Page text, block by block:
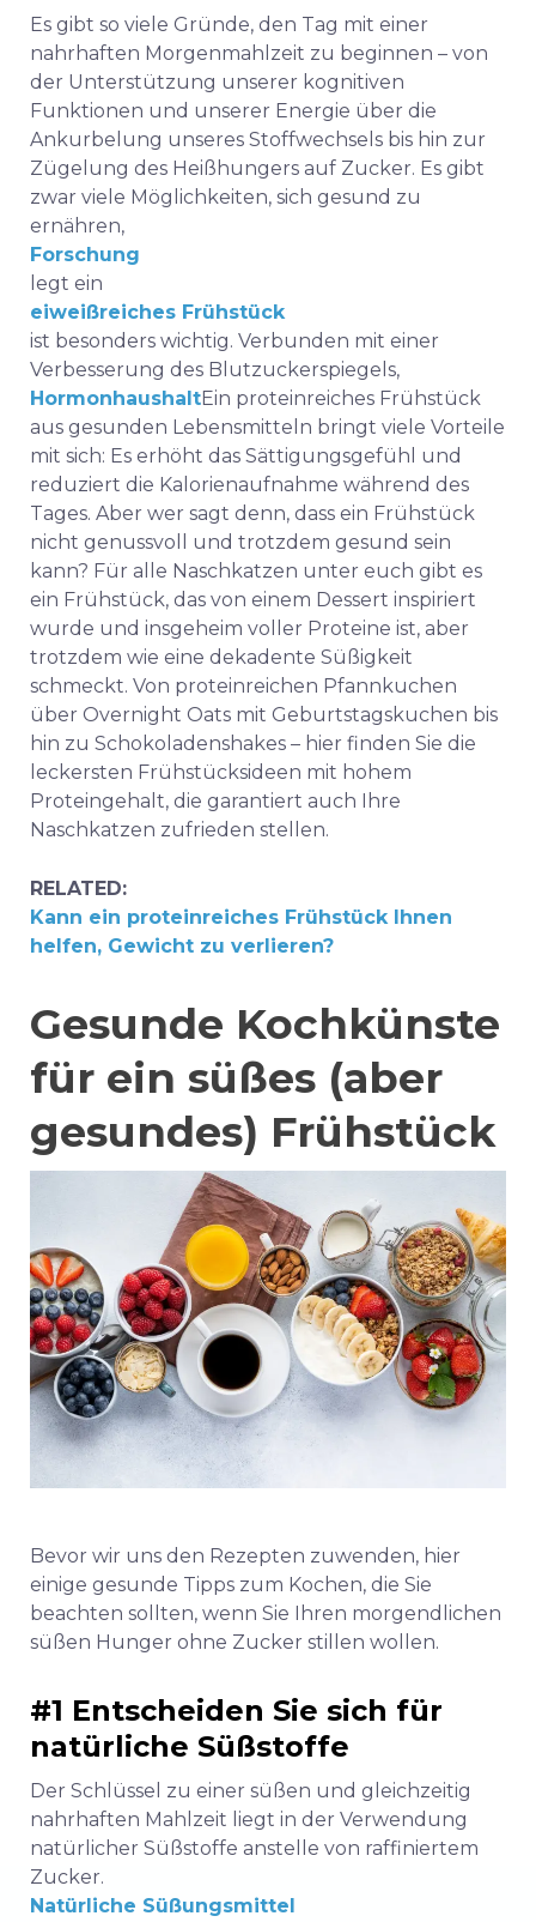
Es gibt so viele Gründe, den Tag mit einer
nahrhaften Morgenmahlzeit zu beginnen – von
der Unterstützung unserer kognitiven
Funktionen und unserer Energie über die
Ankurbelung unseres Stoffwechsels bis hin zur
Zügelung des Heißhungers auf Zucker. Es gibt
zwar viele Möglichkeiten, sich gesund zu
ernähren,
Forschung
legt ein
eiweißreiches Frühstück
ist besonders wichtig. Verbunden mit einer
Verbesserung des Blutzuckerspiegels,
HormonhaushaltEin proteinreiches Frühstück
aus gesunden Lebensmitteln bringt viele Vorteile
mit sich: Es erhöht das Sättigungsgefühl und
reduziert die Kalorienaufnahme während des
Tages. Aber wer sagt denn, dass ein Frühstück
nicht genussvoll und trotzdem gesund sein
kann? Für alle Naschkatzen unter euch gibt es
ein Frühstück, das von einem Dessert inspiriert
wurde und insgeheim voller Proteine ist, aber
trotzdem wie eine dekadente Süßigkeit
schmeckt. Von proteinreichen Pfannkuchen
über Overnight Oats mit Geburtstagskuchen bis
hin zu Schokoladenshakes – hier finden Sie die
leckersten Frühstücksideen mit hohem
Proteingehalt, die garantiert auch Ihre
Naschkatzen zufrieden stellen.
RELATED:
Kann ein proteinreiches Frühstück Ihnen
helfen, Gewicht zu verlieren?
Gesunde Kochkünste
für ein süßes (aber
gesundes) Frühstück
Bevor wir uns den Rezepten zuwenden, hier
einige gesunde Tipps zum Kochen, die Sie
beachten sollten, wenn Sie Ihren morgendlichen
süßen Hunger ohne Zucker stillen wollen.
#1 Entscheiden Sie sich für
natürliche Süßstoffe
Der Schlüssel zu einer süßen und gleichzeitig
nahrhaften Mahlzeit liegt in der Verwendung
natürlicher Süßstoffe anstelle von raffiniertem
Zucker.
Natürliche Süßungsmittel